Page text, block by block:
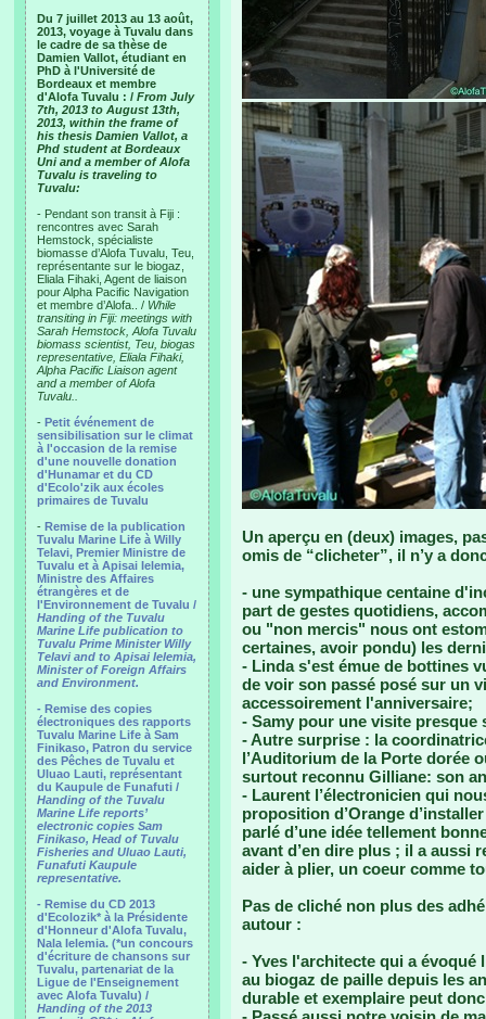
Du 7 juillet 2013 au 13 août,
2013, voyage à Tuvalu dans
le cadre de sa thèse de
Damien Vallot, étudiant en
PhD à l'Université de
Bordeaux et membre
d'Alofa Tuvalu : / From July
7th, 2013 to August 13th,
2013, within the frame of
his thesis Damien Vallot, a
Phd student at Bordeaux
Uni and a member of Alofa
Tuvalu is traveling to
Tuvalu:
- Pendant son transit à Fiji :
rencontres avec Sarah
Hemstock, spécialiste
biomasse d’Alofa Tuvalu, Teu,
représentante sur le biogaz,
Eliala Fihaki, Agent de liaison
pour Alpha Pacific Navigation
et membre d’Alofa.. / While
transiting in Fiji: meetings with
Sarah Hemstock, Alofa Tuvalu
biomass scientist, Teu, biogas
representative, Eliala Fihaki,
Alpha Pacific Liaison agent
and a member of Alofa
Tuvalu..
- Petit événement de
sensibilisation sur le climat
à l'occasion de la remise
d'une nouvelle donation
d'Hunamar et du CD
d'Ecolo'zik aux écoles
primaires de Tuvalu
- Remise de la publication
Tuvalu Marine Life à Willy
Telavi, Premier Ministre de
Tuvalu et à Apisai Ielemia,
Ministre des Affaires
étrangères et de
l'Environnement de Tuvalu /
Handing of the Tuvalu
Marine Life publication to
Tuvalu Prime Minister Willy
Telavi and to Apisai Ielemia,
Minister of Foreign Affairs
and Environment.
- Remise des copies
électroniques des rapports
Tuvalu Marine Life à Sam
Finikaso, Patron du service
des Pêches de Tuvalu et
Uluao Lauti, représentant
du Kaupule de Funafuti /
Handing of the Tuvalu
Marine Life reports’
electronic copies Sam
Finikaso, Head of Tuvalu
Fisheries and Uluao Lauti,
Funafuti Kaupule
representative.
- Remise du CD 2013
d'Ecolozik* à la Présidente
d'Honneur d'Alofa Tuvalu,
Nala Ielemia. (*un concours
d'écriture de chansons sur
Tuvalu, partenariat de la
Ligue de l'Enseignement
avec Alofa Tuvalu) /
Handing of the 2013
Un aperçu en (deux) images,
omis de “clicheter”, il n’y a
- une sympathique centaine
part de gestes quotidiens,
ou "non mercis" nous ont
certaines, avoir pondu) les
- Linda s'est émue de bottines
de voir son passé posé sur un
accessoirement l'anniversaire;
- Samy pour une visite presque
- Autre surprise : la
l’Auditorium de la Porte dorée
surtout reconnu Gilliane: son
- Laurent l’électronicien qui
proposition d’Orange
parlé d’une idée tellement
avant d’en dire plus ; il a aussi
aider à plier, un coeur comme
Pas de cliché non plus des
autour :
- Yves l'architecte qui a évoqué
au biogaz de paille depuis les
durable et exemplaire peut